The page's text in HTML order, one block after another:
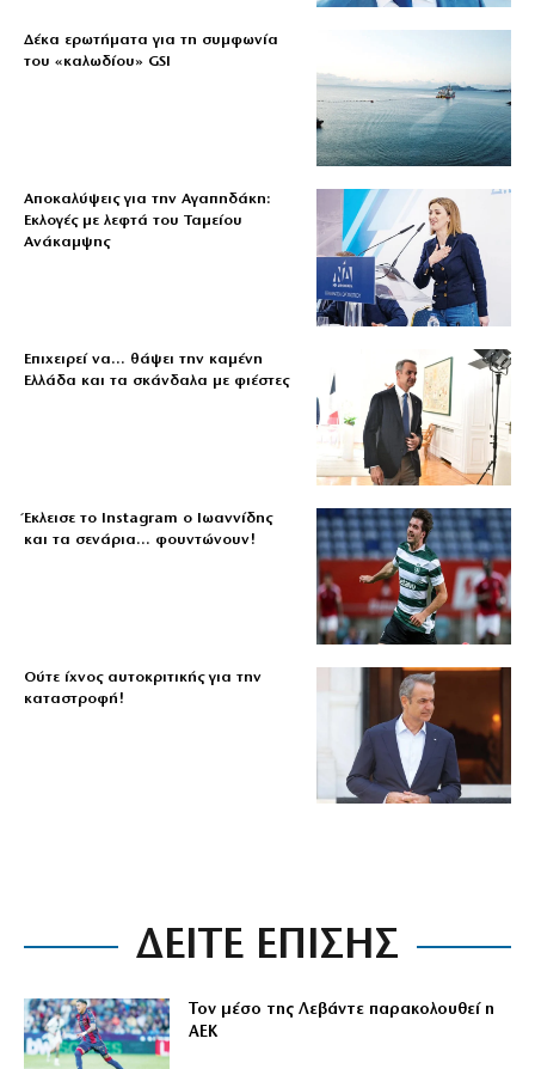
Δέκα ερωτήματα για τη συμφωνία
του «καλωδίου» GSI
Αποκαλύψεις για την Αγαπηδάκη:
Εκλογές με λεφτά του Ταμείου
Ανάκαμψης
Επιχειρεί να… θάψει την καμένη
Ελλάδα και τα σκάνδαλα με φιέστες
Έκλεισε το Instagram ο Ιωαννίδης
και τα σενάρια… φουντώνουν!
Ούτε ίχνος αυτοκριτικής για την
καταστροφή!
ΔΕΙΤΕ ΕΠΙΣΗΣ
Τον μέσο της Λεβάντε παρακολουθεί η
ΑΕΚ